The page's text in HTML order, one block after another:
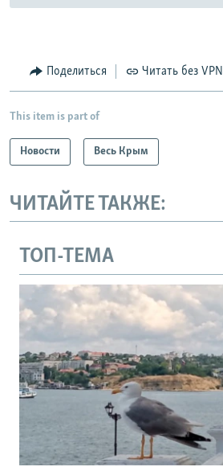
Поделиться Читать без VPN
This item is part of
Новости Весь Крым
ЧИТАЙТЕ ТАКЖЕ:
ТОП-ТЕМА